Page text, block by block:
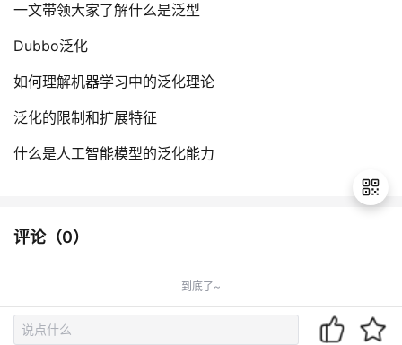
一文带领大家了解什么是泛型
Dubbo泛化
如何理解机器学习中的泛化理论
泛化的限制和扩展特征
什么是人工智能模型的泛化能力
评论（0）
到底了~